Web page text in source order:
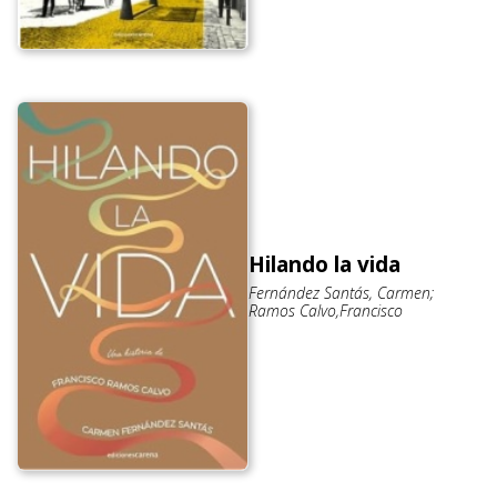
Hilando la vida
Fernández Santás, Carmen;
Ramos Calvo,Francisco